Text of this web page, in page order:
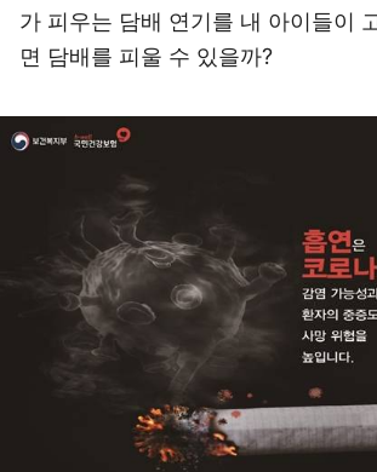
가 피우는 담배 연기를 내 아이들이
면 담배를 피울 수 있을까?